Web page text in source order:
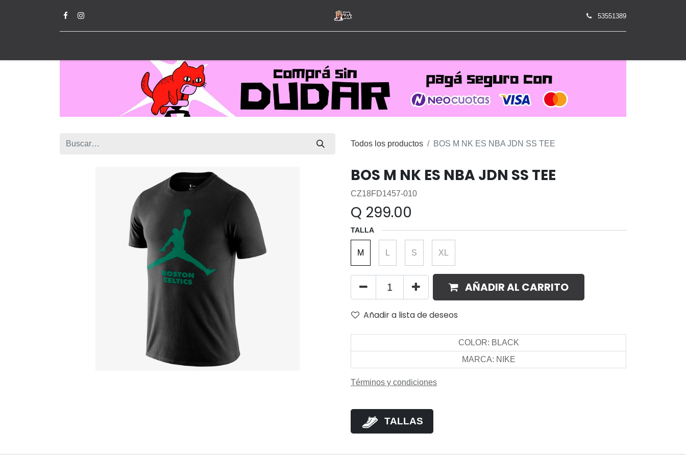
53551389
Todos los productos BOS M NK ES NBA JDN SS TEE
BOS M NK ES NBA JDN SS TEE
CZ18FD1457-010
Q 299.00
TALLA
M L S XL
AÑADIR AL CARRITO
Añadir a lista de deseos
COLOR: BLACK
MARCA: NIKE
Términos y condiciones
TALLAS